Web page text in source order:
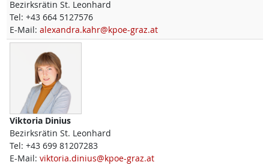
Bezirksrätin St. Leonhard
Tel: +43 664 5127576
E-Mail: alexandra.kahr@kpoe-graz.at
Viktoria Dinius
Bezirksrätin St. Leonhard
Tel: +43 699 81207283
E-Mail: viktoria.dinius@kpoe-graz.at